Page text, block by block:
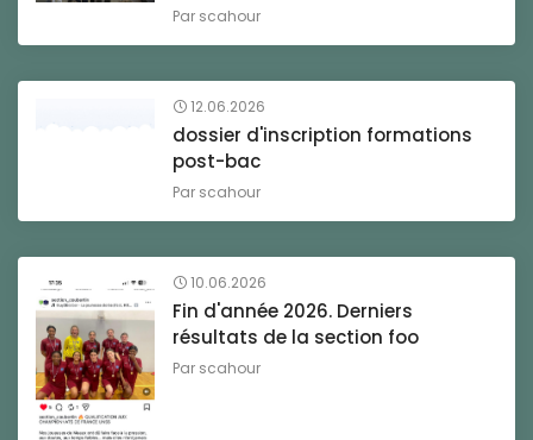
Par scahour
12.06.2026
dossier d'inscription formations
post-bac
Par scahour
10.06.2026
Fin d'année 2026. Derniers
résultats de la section foo
Par scahour